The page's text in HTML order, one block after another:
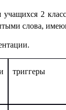
учащихся 2
слова,
триггеры